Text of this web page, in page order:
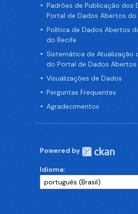
Padrões de Publicação dos
Portal de Dados Abertos do
Política de Dados Abertos
do Recife
Sistemática de Atualização
do Portal de Dados Abertos
Visualizações de Dados
Perguntas Frequentes
Agradecimentos
Powered by
Idioma